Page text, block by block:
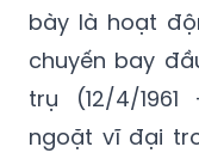
bày là hoạt
chuyến bay
trụ (12/4/
ngoặt vĩ đại